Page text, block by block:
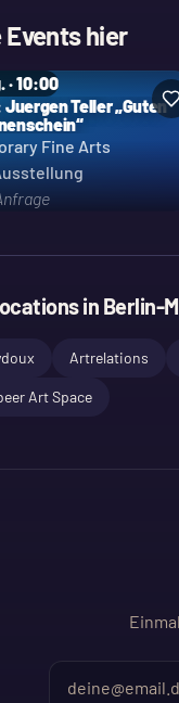
hier
· 10:00
Teller „Guten
Fine Arts
in Berlin-
Artrelations
Art Space